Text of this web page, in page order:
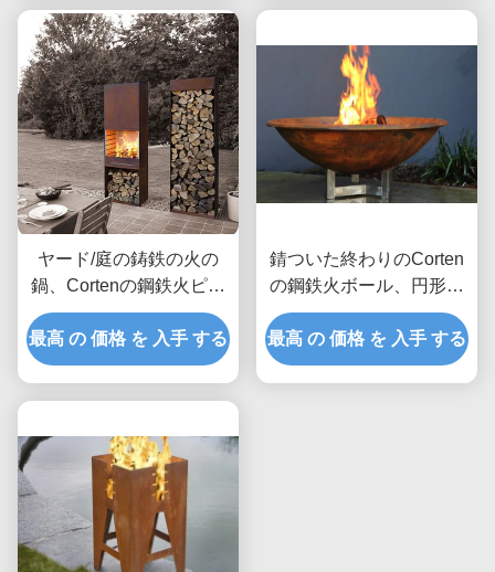
ヤード/庭の鋳鉄の火の
鍋、Cortenの鋼鉄火ピッ
トの木製の非常に熱い暖
炉
最高 の 価格 を 入手 する
錆ついた終わりのCorten
の鋼鉄火ボール、円形の
鋼鉄火ピットの腐食の安
定性
最高 の 価格 を 入手 する